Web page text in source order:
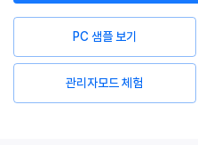
PC 샘플 보기
관리자모드 체험